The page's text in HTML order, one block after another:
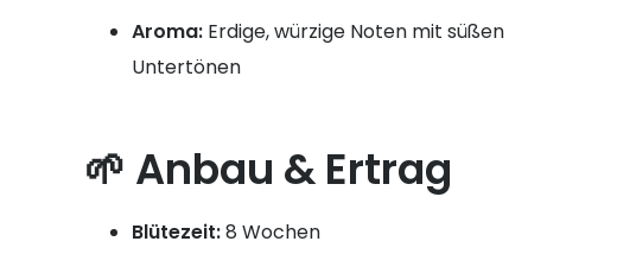
Aroma:Erdige, würzige Noten mit süßen
Untertönen
🌱 Anbau & Ertrag
Blütezeit:8 Wochen